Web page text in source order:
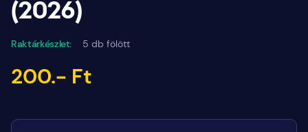
(2026)
Raktárkészlet: 5 db fölött
200.- Ft